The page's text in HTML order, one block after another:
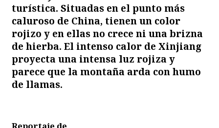
turística. Situadas en el punto más
caluroso de China, tienen un color
rojizo y en ellas no crece ni una brizna
de hierba. El intenso calor de Xinjiang
proyecta una intensa luz rojiza y
parece que la montaña arda con humo
de llamas.